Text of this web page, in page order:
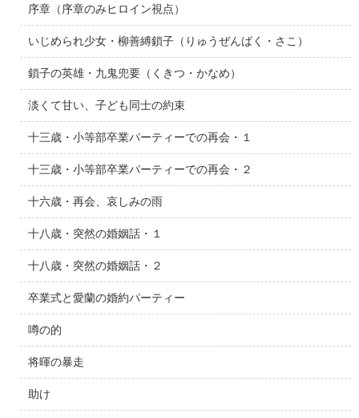
序章（序章のみヒロイン視点）
いじめられ少女・柳善縛鎖子（りゅうぜんばく・さこ）
鎖子の英雄・九鬼兜要（くきつ・かなめ）
淡くて甘い、子ども同士の約束
十三歳・小等部卒業パーティーでの再会・１
十三歳・小等部卒業パーティーでの再会・２
十六歳・再会、哀しみの雨
十八歳・突然の婚姻話・１
十八歳・突然の婚姻話・２
卒業式と愛蘭の婚約パーティー
噂の的
将暉の暴走
助け